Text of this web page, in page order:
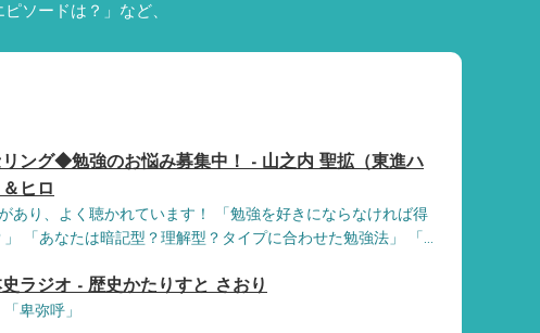
ソードは？」など、
ング◆勉強のお悩み募集中！ - 山之内 聖拡（東進ハ
ヒロ
あり、よく聴かれています！ 「勉強を好きにならなければ得
「あなたは暗記型？理解型？タイプに合わせた勉強法」 「...
ラジオ - 歴史かたりすと さおり
卑弥呼」